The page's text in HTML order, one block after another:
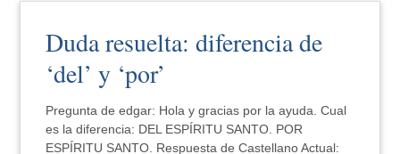
Duda resuelta: diferencia de
‘del’ y ‘por’
Pregunta de edgar: Hola y gracias por la ayuda. Cual
es la diferencia: DEL ESPÍRITU SANTO. POR
ESPÍRITU SANTO. Respuesta de Castellano Actual: